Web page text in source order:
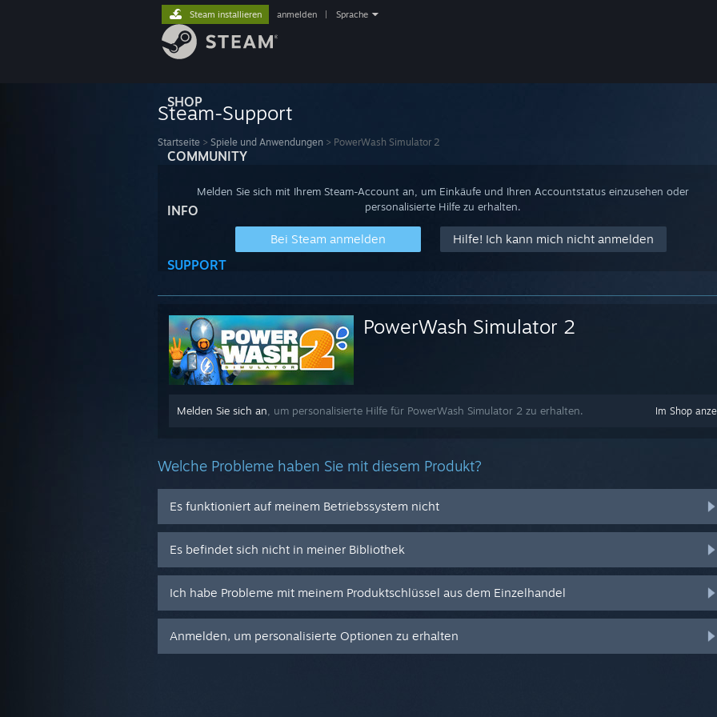
SHOP
COMMUNITY
INFO
SUPPORT
Steam installieren anmelden Sprache
Steam-Support
Startseite > Spiele und Anwendungen > PowerWash Simulator 2
Melden Sie sich mit Ihrem Steam-Account an, um Einkäufe und Ihren Accountstatus einzusehen oder
personalisierte Hilfe zu erhalten.
Bei Steam anmelden Hilfe! Ich kann mich nicht anmelden
PowerWash Simulator 2
Im Shop
Melden Sie sich an , um personalisierte Hilfe für PowerWash Simulator 2 zu erhalten.
Welche Probleme haben Sie mit diesem Produkt?
Es funktioniert auf meinem Betriebssystem nicht
Es befindet sich nicht in meiner Bibliothek
Ich habe Probleme mit meinem Produktschlüssel aus dem Einzelhandel
Anmelden, um personalisierte Optionen zu erhalten